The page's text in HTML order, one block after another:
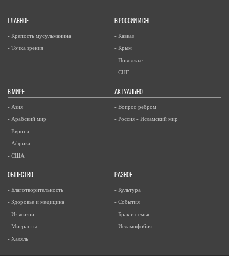
ГЛАВНОЕ
- Крепость мусульманина
- Точка зрения
В РОССИИ И СНГ
- Кавказ
- Крым
- Поволжье
- СНГ
В МИРЕ
- Азия
- Арабский мир
- Европа
- Африка
- США
АКТУАЛЬНО
- Вопрос ребром
- Россия - Исламский мир
ОБЩЕСТВО
- Благотворительность
- Здоровье и медицина
- Из жизни
- Мигранты
- Халяль
РАЗНОЕ
- Культура
- События
- Брак и семья
- Исламофобия